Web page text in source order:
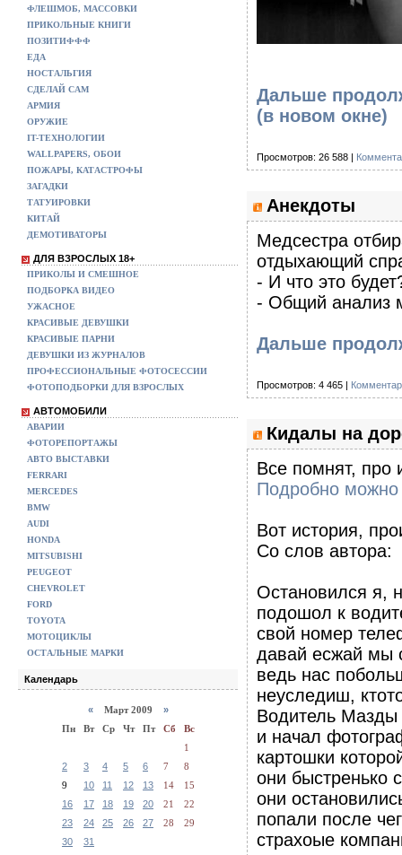
ФЛЕШМОБ, МАССОВКИ
ПРИКОЛЬНЫЕ КНИГИ
ПОЗИТИФФФ
ЕДА
НОСТАЛЬГИЯ
СДЕЛАЙ САМ
АРМИЯ
ОРУЖИЕ
IT-ТЕХНОЛОГИИ
WALLPAPERS, ОБОИ
ПОЖАРЫ, КАТАСТРОФЫ
ЗАГАДКИ
ТАТУИРОВКИ
КИТАЙ
ДЕМОТИВАТОРЫ
ДЛЯ ВЗРОСЛЫХ 18+
ПРИКОЛЫ И СМЕШНОЕ
ПОДБОРКА ВИДЕО
УЖАСНОЕ
КРАСИВЫЕ ДЕВУШКИ
КРАСИВЫЕ ПАРНИ
ДЕВУШКИ ИЗ ЖУРНАЛОВ
ПРОФЕССИОНАЛЬНЫЕ ФОТОСЕССИИ
ФОТОПОДБОРКИ ДЛЯ ВЗРОСЛЫХ
АВТОМОБИЛИ
АВАРИИ
ФОТОРЕПОРТАЖЫ
АВТО ВЫСТАВКИ
FERRARI
MERCEDES
BMW
AUDI
HONDA
MITSUBISHI
PEUGEOT
CHEVROLET
FORD
TOYOTA
МОТОЦИКЛЫ
ОСТАЛЬНЫЕ МАРКИ
Календарь
« Март 2009 »
Пн
Вт Ср Чт Пт Сб
Вс
1
2
3 4 5 6 7
8
9
10 11 12 13 14
15
16
17 18 19 20 21
22
23
24 25 26 27 28
29
30
31
Дальше
(в новом окне)
Просмотров: 26 588 |
Анекдоты
Медсестра
отдыхающий
- И что это
- Общий анализ
Дальше
Просмотров: 4 465 |
Кидалы на
Все помнят, про
Подробно можно
Вот история,
Со слов автора:
Остановился я,
подошол к
свой номер
давай есжай мы
ведь нас
неуследиш,
Водитель Мазды
и начал
картошки
они быстренько
они
попали после
страхоые